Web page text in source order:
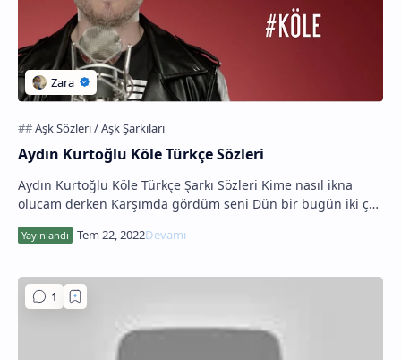
Aydın Kurtoğlu Köle Türkçe Sözleri
Aydın Kurtoğlu Köle Türkçe Şarkı Sözleri Kime nasıl ikna
olucam derken Karşımda gördüm seni Dün bir bugün iki çok